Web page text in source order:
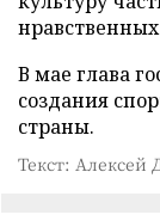
В мае глава
создания
страны.
Текст: Алексей